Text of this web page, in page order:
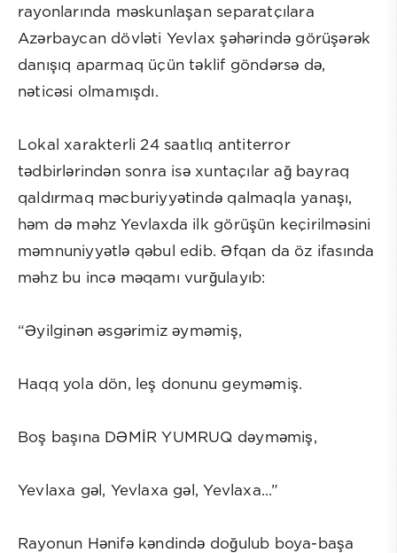
rayonlarında məskunlaşan separatçılara
Azərbaycan dövləti Yevlax şəhərində görüşərək
danışıq aparmaq üçün təklif göndərsə də,
nəticəsi olmamışdı.
Lokal xarakterli 24 saatlıq antiterror
tədbirlərindən sonra isə xuntaçılar ağ bayraq
qaldırmaq məcburiyyətində qalmaqla yanaşı,
həm də məhz Yevlaxda ilk görüşün keçirilməsini
məmnuniyyətlə qəbul edib. Əfqan da öz ifasında
məhz bu incə məqamı vurğulayıb:
“Əyilginən əsgərimiz əyməmiş,
Haqq yola dön, leş donunu geyməmiş.
Boş başına DƏMİR YUMRUQ dəyməmiş,
Yevlaxa gəl, Yevlaxa gəl, Yevlaxa...”
Rayonun Hənifə kəndində doğulub boya-başa